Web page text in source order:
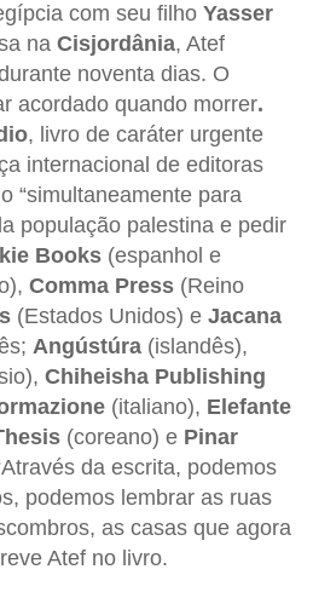
com seu filho Yasser
na Cisjordânia, Atef
noventa dias. O
acordado quando morrer.
, livro de caráter urgente
internacional de editoras
“simultaneamente para
população palestina e pedir
Books (espanhol e
Comma Press (Reino
(Estados Unidos) e Jacana
Angústúra (islandês),
Chiheisha Publishing
(italiano), Elefante
(coreano) e Pinar
da escrita, podemos
podemos lembrar as ruas
as casas que agora
Atef no livro.